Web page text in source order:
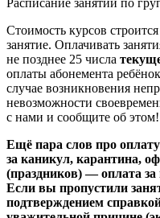
Расписание занятий по
Стоимость курсов
занятие. Оплачивать
не позднее 25 числа
оплаты абонемента
случае возникновения
невозможности
с нами и сообщите об этом!
Ещё пара слов про
за каникул, карантина,
(праздников) — оплата за
Если вы пропустили
подтверждением